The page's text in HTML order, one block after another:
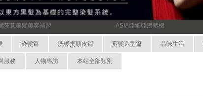
莎莉美髮美容補習 ASIA亞細亞溫塑機
染髮篇 洗護燙頭皮篇 剪髮造型篇 品味生活
服務 人物專訪 本站全部類別